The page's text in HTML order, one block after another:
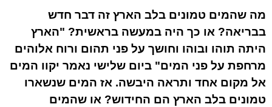
מה שהמים טמונים בלב הארץ זה דבר חדש
בבריאה? או כך היה במעשה בראשית? "הארץ
היתה תוהו ובוהו וחושך על פני תהום ורוח אלוהים
מרחפת על פני המים" ביום שלישי נאמר יקוו המים
אל מקום אחד ותראה היבשה. אז המים שנשארו
טמונים בלב הארץ הם החידוש? או שהמים